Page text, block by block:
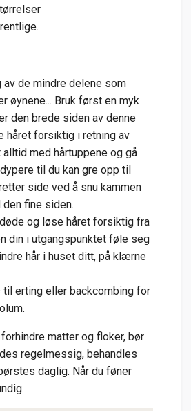
av de mindre delene som
øynene... Bruk først en myk
den brede siden av denne
håret forsiktig i retning av
alltid med hårtuppene og gå
til du kan gre opp til
side ved å snu kammen
fine siden.
og løse håret forsiktig fra
din i utgangspunktet føle seg
hår i huset ditt, på klærne
til erting eller backcombing for
matter og floker, bør
regelmessig, behandles
daglig. Når du føner